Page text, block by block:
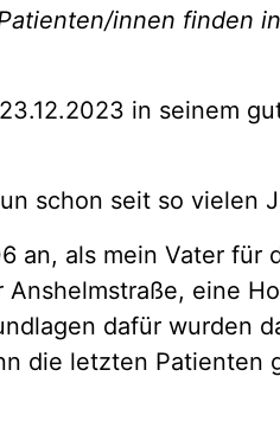
innen finden
in seinem
schon seit so vielen
als mein Vater für
eine
dafür wurden
die letzten Patienten